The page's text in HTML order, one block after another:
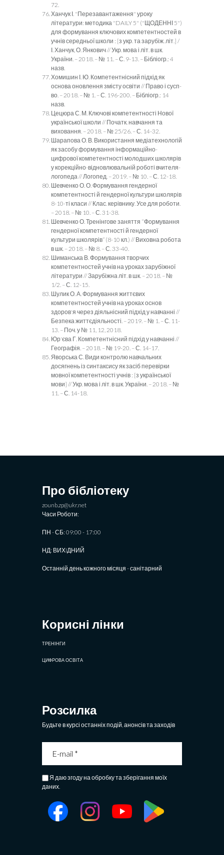
72.
Ханчук І. "Перезавантаження" уроку
літератури: методика "DAILY 5" ("ЩОДЕННІ 5")
для формування ключових компетентностей в
учнів середньої школи : [з укр. та зарубіж. літ.] /
І. Ханчук, О. Янкович // Укр. мова і літ. в шк.
України. – 2018. – № 11. – С. 9-13. – Бібліогр.: 4
назв.
Хомишин І. Ю. Компетентнісний підхід як
основа оновлення змісту освіти // Право і сусп-
во. – 2018. – № 1. – С. 196-200. – Бібліогр.: 14
назв.
Цецюра С. М. Ключові компетентності Нової
української школи // Початк. навчання та
виховання. – 2018. – № 25/26. – С. 14-32.
Шарапова О. В. Використання медіатехнологій
як засобу формування інформаційно-
цифрової компетентності молодших школярів
у корекційно-відновлювальній роботі вчителя-
логопеда // Логопед. – 2019. – № 10. – С. 12-18.
Шевченко О. О. Формування гендерної
компетентності й гендерної культури школярів
8-10-ті класи // Клас. керівнику. Усе для роботи.
– 2018. – № 10. – С. 31-38.
Шевченко О. Тренінгове заняття “Формування
гендерної компетентності й гендерної
культури школярів” (8-10 кл.) // Виховна робота
в шк. – 2018. – № 8. – С. 33-40.
Шиманська В. Формування творчих
компетентностей учнів на уроках зарубіжної
літератури // Зарубіжна літ. в шк. – 2018. – №
1/2. – С. 12-15.
Шулик О. А. Формування життєвих
компетентностей учнів на уроках основ
здоров'я через діяльнісний підхід у навчанні //
Безпека життєдіяльності. – 2019. – № 1. – С. 11-
13. – Поч. у № 11, 12, 2018.
Юр'єва Г. Компетентнісний підхід у навчанні //
Географія. – 2018. – № 19-20. – С. 14-17.
Яворська С. Види контролю навчальних
досягнень із синтаксису як засіб перевірки
мовної компетентності учнів : [з української
мови] // Укр. мова і літ. в шк. України. – 2018. – №
11. – С. 14-18.
Про бібліотеку
zounb.zp@ukr.net
Часи Роботи:
ПН - СБ: 09:00 - 17:00
НД: ВИХIДНИЙ
Останній день кожного місяця - санітарний
Корисні лінки
ТРЕНІНГИ
ЦИФРОВА ОСВІТА
Розсилка
Будьте в курсі останніх подій, анонсів та заходів
Я даю згоду на обробку та зберігання моїх
даних.